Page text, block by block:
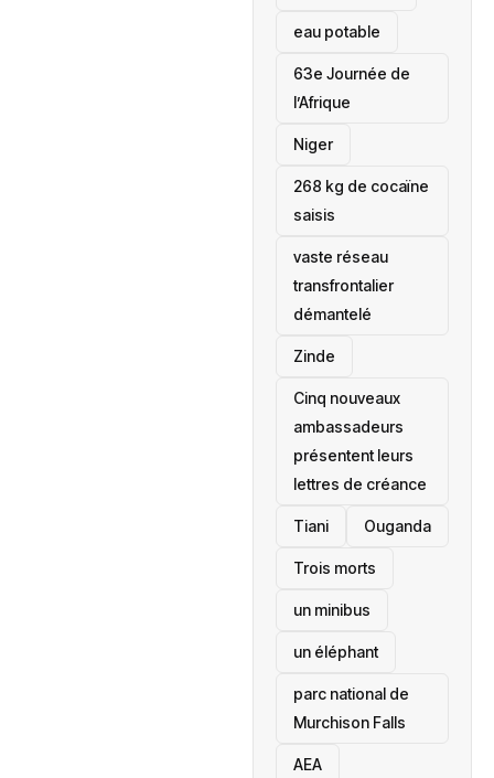
eau potable
63e Journée de
l’Afrique
‎Niger
268 kg de cocaïne
saisis
vaste réseau
transfrontalier
démantelé
Zinde
Cinq nouveaux
ambassadeurs
présentent leurs
lettres de créance
Tiani ‎Ouganda
Trois morts
un minibus
un éléphant
parc national de
Murchison Falls
AEA